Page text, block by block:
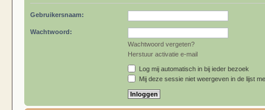
Gebruikersnaam:
Wachtwoord:
Wachtwoord vergeten?
Herstuur activatie e-mail
Log mij automatisch in bij ieder bezoek
Mij deze sessie niet weergeven in de lijst